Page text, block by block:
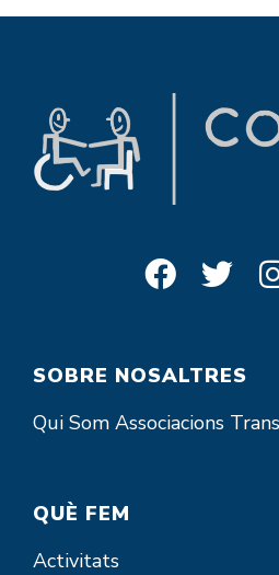
SOBRE NOSALTRES
Qui Som Associacions
QUÈ FEM
Activitats